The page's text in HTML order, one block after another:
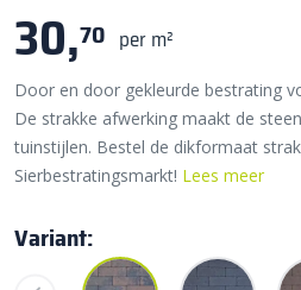
30,70 per m²
Door en door gekleurde bestrating
De strakke afwerking maakt de
tuinstijlen. Bestel de dikformaat
Sierbestratingsmarkt! Lees meer
Variant: